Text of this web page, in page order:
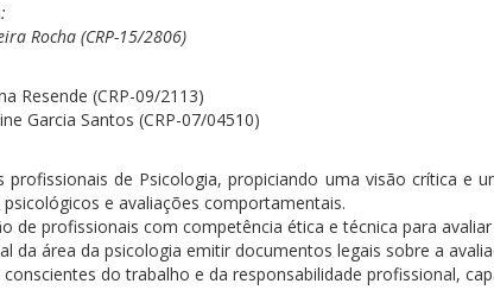
Rocha (CRP-15/2806)
Resende (CRP-09/2113)
Garcia Santos (CRP-07/04510)
de Psicologia, propiciando uma visão crítica e
e avaliações comportamentais.
de profissionais com competência ética e técnica para avaliar
da área da psicologia emitir documentos legais sobre a
do trabalho e da responsabilidade profissional,